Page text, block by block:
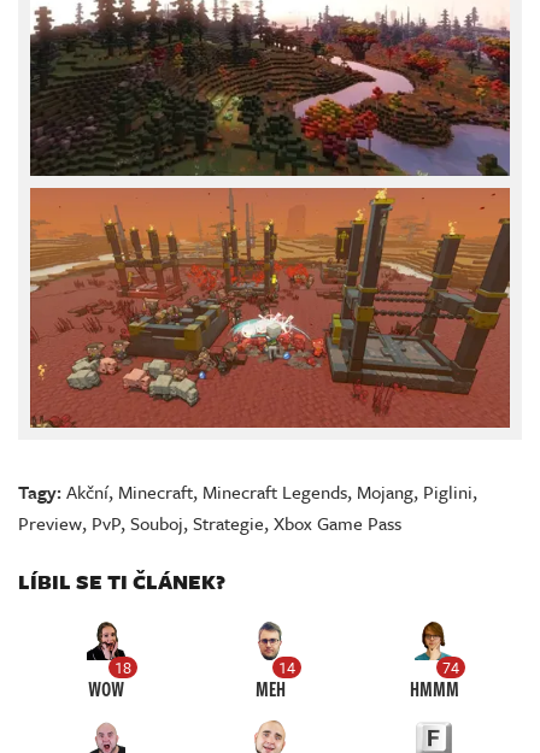
Tagy:Akční, Minecraft, Minecraft Legends, Mojang, Piglini,
Preview, PvP,Souboj,Strategie,Xbox Game Pass
LÍBIL SE TI ČLÁNEK?
18
WOW
14
MEH
74
HMMM